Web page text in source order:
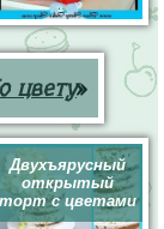
цвету»
Двухъярусный
открытый
торт с цветами